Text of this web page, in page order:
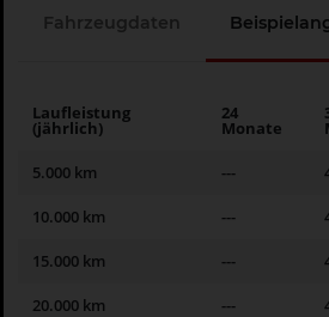
Fahrzeugdaten
Laufleistung
(jährlich)
24
Monate
5.000 km ---
10.000 km ---
15.000 km ---
20.000 km ---